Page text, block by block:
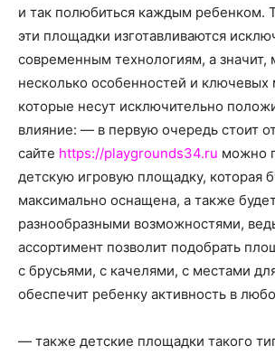
и так полюбиться каждым ребенком.
эти площадки изготавливаются
современным технологиям, а
несколько особенностей и ключевых
которые несут исключительно
влияние: — в первую очередь стоит
сайте https://playgrounds34.ru можно
детскую игровую площадку, которая
максимально оснащена, а также
разнообразными возможностями,
ассортимент позволит подобрать
с брусьями, с качелями, с местами
обеспечит ребенку активность в
— также детские площадки такого